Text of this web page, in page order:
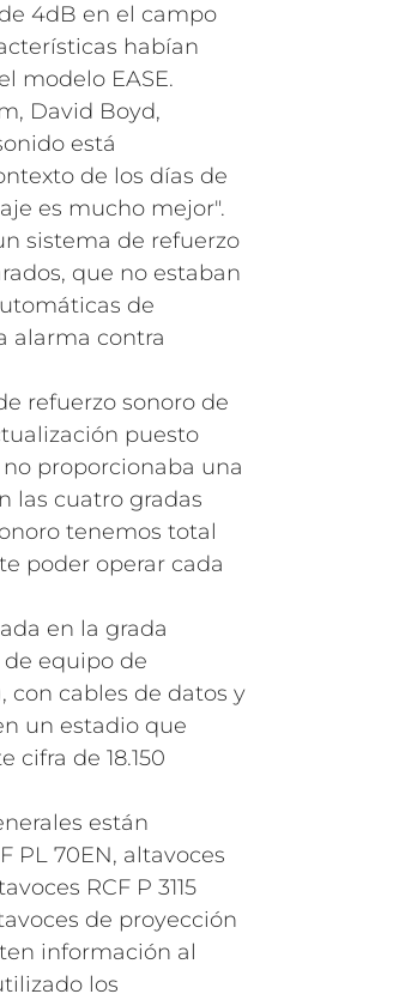
4dB en el campo
habían
modelo EASE.
David Boyd,
está
de los días de
es mucho mejor".
sistema de refuerzo
que no estaban
de
alarma contra
refuerzo sonoro de
puesto
proporcionaba una
las cuatro gradas
tenemos total
poder operar cada
en la grada
equipo de
con cables de datos y
un estadio que
de 18.150
están
PL 70EN, altavoces
RCF P 3115
de proyección
información al
los